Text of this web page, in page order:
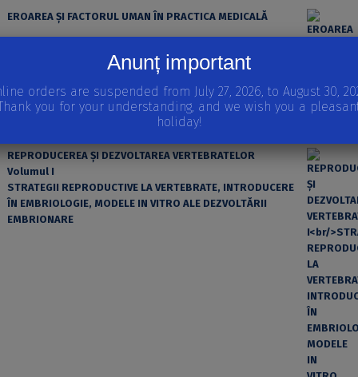
EROAREA ȘI FACTORUL UMAN ÎN PRACTICA MEDICALĂ
REPRODUCEREA ȘI DEZVOLTAREA VERTEBRATELOR
Volumul I
STRATEGII REPRODUCTIVE LA VERTEBRATE, INTRODUCERE
ÎN EMBRIOLOGIE, MODELE IN VITRO ALE DEZVOLTĂRII
EMBRIONARE
Anunț important
orders are suspended from July 27, 2026, to August 30,
you for your understanding, and we wish you a
holiday!